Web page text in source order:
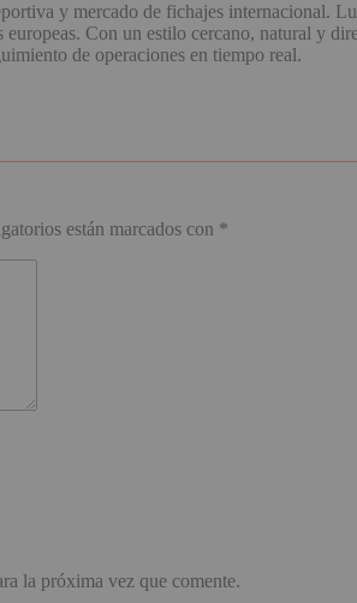
y mercado de fichajes
Con un estilo cercano, natural y
de operaciones en tiempo real.
están marcados con *
la próxima vez que comente.